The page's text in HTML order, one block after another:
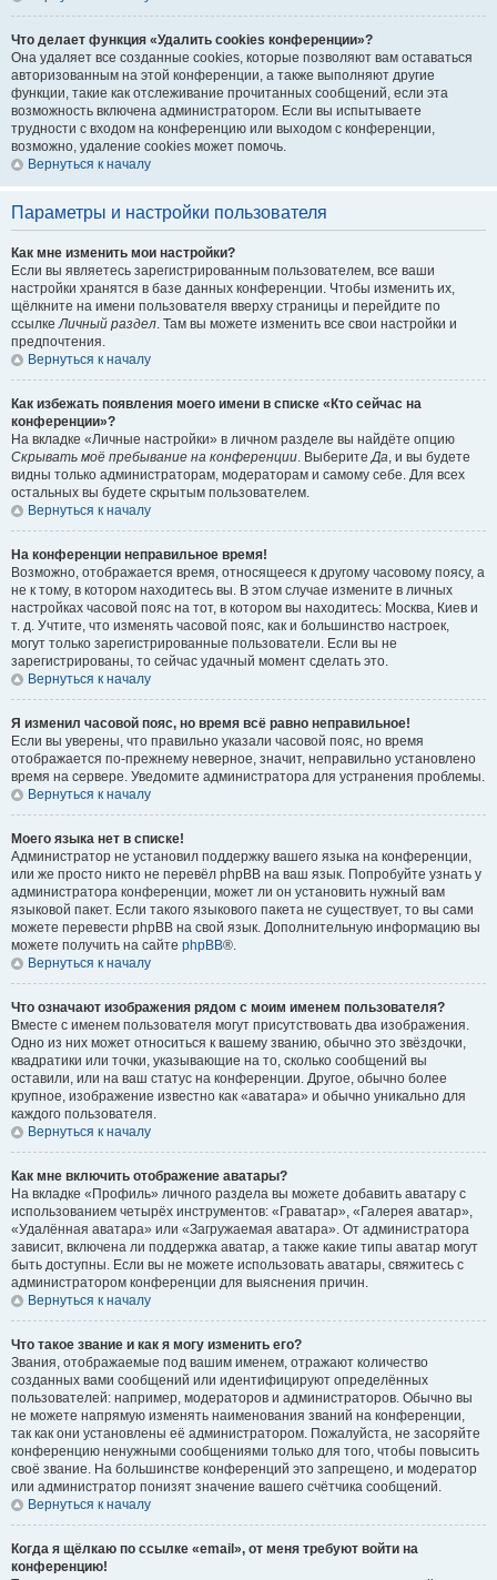
Что делает функция «Удалить cookies конференции»?
Она удаляет все созданные cookies, которые позволяют вам оставаться
авторизованным на этой конференции, а также выполняют другие
функции, такие как отслеживание прочитанных сообщений, если эта
возможность включена администратором. Если вы испытываете
трудности с входом на конференцию или выходом с конференции,
возможно, удаление cookies может помочь.
Вернуться к началу
Параметры и настройки пользователя
Как мне изменить мои настройки?
Если вы являетесь зарегистрированным пользователем, все ваши
настройки хранятся в базе данных конференции. Чтобы изменить их,
щёлкните на имени пользователя вверху страницы и перейдите по
ссылкеЛичный раздел. Там вы можете изменить все свои настройки и
предпочтения.
Вернуться к началу
Как избежать появления моего имени в списке «Кто сейчас на
конференции»?
На вкладке «Личные настройки» в личном разделе вы найдёте опцию
Скрывать моё пребывание на конференции. ВыберитеДа, и вы будете
видны только администраторам, модераторам и самому себе. Для всех
остальных вы будете скрытым пользователем.
Вернуться к началу
На конференции неправильное время!
Возможно, отображается время, относящееся к другому часовому поясу, а
не к тому, в котором находитесь вы. В этом случае измените в личных
настройках часовой пояс на тот, в котором вы находитесь: Москва, Киев и
т. д. Учтите, что изменять часовой пояс, как и большинство настроек,
могут только зарегистрированные пользователи. Если вы не
зарегистрированы, то сейчас удачный момент сделать это.
Вернуться к началу
Я изменил часовой пояс, но время всё равно неправильное!
Если вы уверены, что правильно указали часовой пояс, но время
отображается по-прежнему неверное, значит, неправильно установлено
время на сервере. Уведомите администратора для устранения проблемы.
Вернуться к началу
Моего языка нет в списке!
Администратор не установил поддержку вашего языка на конференции,
или же просто никто не перевёл phpBB на ваш язык. Попробуйте узнать у
администратора конференции, может ли он установить нужный вам
языковой пакет. Если такого языкового пакета не существует, то вы сами
можете перевести phpBB на свой язык. Дополнительную информацию вы
можете получить на сайте phpBB®.
Вернуться к началу
Что означают изображения рядом с моим именем пользователя?
Вместе с именем пользователя могут присутствовать два изображения.
Одно из них может относиться к вашему званию, обычно это звёздочки,
квадратики или точки, указывающие на то, сколько сообщений вы
оставили, или на ваш статус на конференции. Другое, обычно более
крупное, изображение известно как «аватара» и обычно уникально для
каждого пользователя.
Вернуться к началу
Как мне включить отображение аватары?
На вкладке «Профиль» личного раздела вы можете добавить аватару с
использованием четырёх инструментов: «Граватар», «Галерея аватар»,
«Удалённая аватара» или «Загружаемая аватара». От администратора
зависит, включена ли поддержка аватар, а также какие типы аватар могут
быть доступны. Если вы не можете использовать аватары, свяжитесь с
администратором конференции для выяснения причин.
Вернуться к началу
Что такое звание и как я могу изменить его?
Звания, отображаемые под вашим именем, отражают количество
созданных вами сообщений или идентифицируют определённых
пользователей: например, модераторов и администраторов. Обычно вы
не можете напрямую изменять наименования званий на конференции,
так как они установлены её администратором. Пожалуйста, не засоряйте
конференцию ненужными сообщениями только для того, чтобы повысить
своё звание. На большинстве конференций это запрещено, и модератор
или администратор понизят значение вашего счётчика сообщений.
Вернуться к началу
Когда я щёлкаю по ссылке «email», от меня требуют войти на
конференцию!